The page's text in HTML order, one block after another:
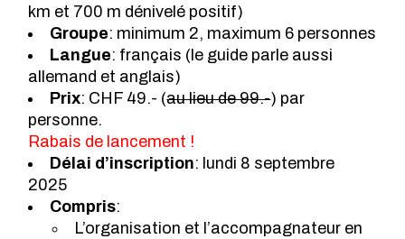
km et 700 m dénivelé positif)
Groupe: minimum 2, maximum 6 personnes
Langue: français (le guide parle aussi
allemand et anglais)
Prix: CHF 49.- (au lieu de 99.-) par
personne.
Rabais de lancement !
Délai d’inscription: lundi 8 septembre
2025
Compris:
L’organisation et l’accompagnateur en